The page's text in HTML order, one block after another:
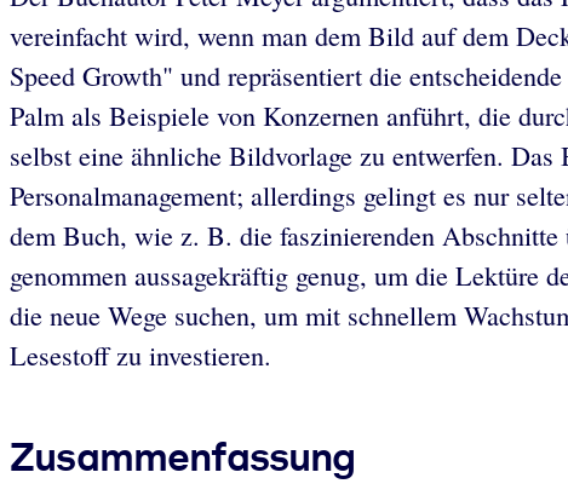
vereinfacht wird, wenn man dem Bild auf dem
Speed Growth" und repräsentiert die
Palm als Beispiele von Konzernen anführt, die
selbst eine ähnliche Bildvorlage zu entwerfen.
Personalmanagement; allerdings gelingt es nur
dem Buch, wie z. B. die faszinierenden
genommen aussagekräftig genug, um die Lektüre
die neue Wege suchen, um mit schnellem
Lesestoff zu investieren.
Zusammenfassung